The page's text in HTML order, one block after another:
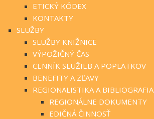
ETICKÝ KÓDEX
KONTAKTY
SLUŽBY
SLUŽBY KNIŽNICE
VÝPOŽIČNÝ ČAS
CENNÍK SLUŽIEB A POPLATKOV
BENEFITY A ZĽAVY
REGIONALISTIKA A BIBLIOGRAFIA
REGIONÁLNE DOKUMENTY
EDIČNÁ ČINNOSŤ